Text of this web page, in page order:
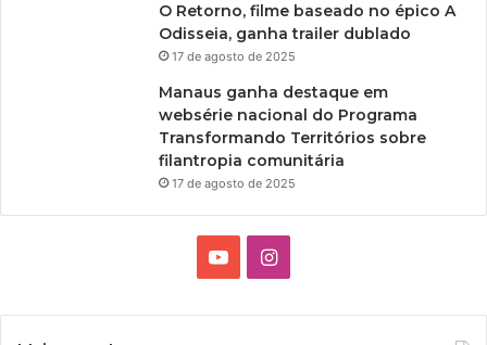
O Retorno, filme baseado no épico A
Odisseia, ganha trailer dublado
17 de agosto de 2025
Manaus ganha destaque em
websérie nacional do Programa
Transformando Territórios sobre
filantropia comunitária
17 de agosto de 2025
I